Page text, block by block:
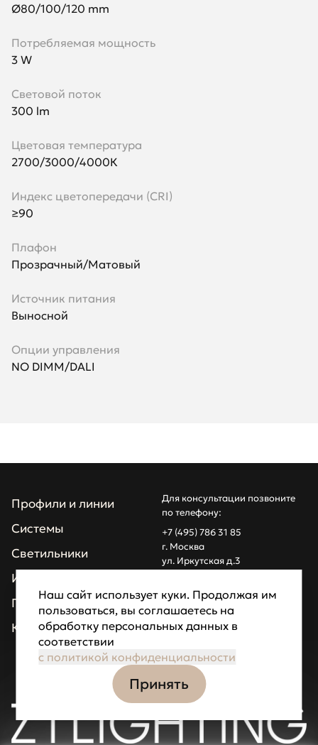
Ø80/100/120 mm
Потребляемая мощность
3 W
Световой поток
300 lm
Цветовая температура
2700/3000/4000К
Индекс цветопередачи (CRI)
≥90
Плафон
Прозрачный/Матовый
Источник питания
Выносной
Опции управления
NO DIMM/DALI
Профили и линии
Системы
Светильники
Инсталляции
Проекты
Компания
Для консультации позвоните
по телефону:
+7 (495) 786 31 85
г. Москва
ул. Иркутская д.3
z1profiles@gmail.com
конфиденциальности
Наш сайт использует куки. Продолжая им
пользоваться, вы соглашаетесь на
обработку персональных данных в
соответствии
с политикой конфиденциальности
Принять